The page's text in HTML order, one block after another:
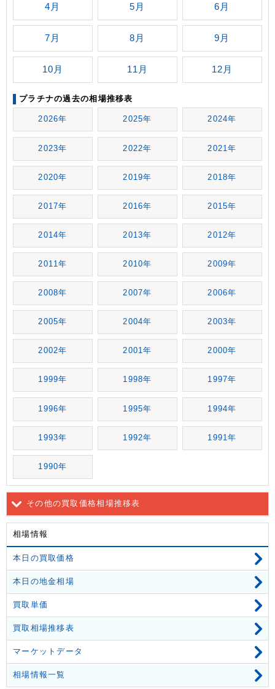
4月 5月 6月
7月 8月 9月
10月 11月 12月
プラチナの過去の相場推移表
2026年 2025年 2024年
2023年 2022年 2021年
2020年 2019年 2018年
2017年 2016年 2015年
2014年 2013年 2012年
2011年 2010年 2009年
2008年 2007年 2006年
2005年 2004年 2003年
2002年 2001年 2000年
1999年 1998年 1997年
1996年 1995年 1994年
1993年 1992年 1991年
1990年
その他の買取価格相場推移表
相場情報
本日の買取価格
本日の地金相場
買取単価
買取相場推移表
マーケットデータ
相場情報一覧